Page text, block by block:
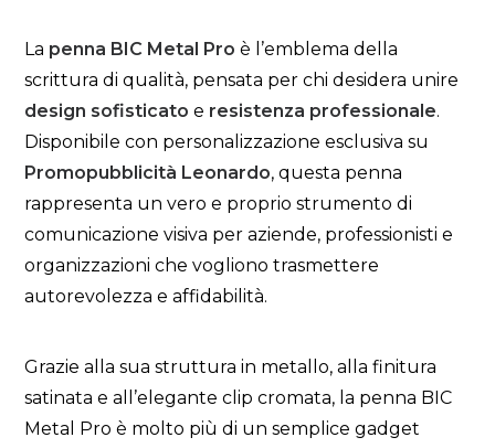
La penna BIC Metal Pro è l’emblema della
scrittura di qualità, pensata per chi desidera unire
design sofisticato e resistenza professionale.
Disponibile con personalizzazione esclusiva su
Promopubblicità Leonardo, questa penna
rappresenta un vero e proprio strumento di
comunicazione visiva per aziende, professionisti e
organizzazioni che vogliono trasmettere
autorevolezza e affidabilità.
Grazie alla sua struttura in metallo, alla finitura
satinata e all’elegante clip cromata, la penna BIC
Metal Pro è molto più di un semplice gadget